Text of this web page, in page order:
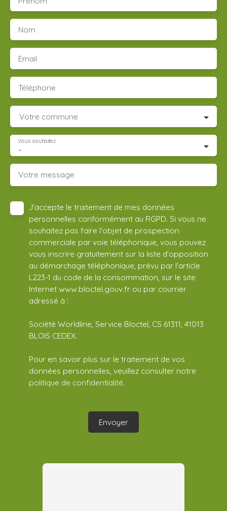
Nom
Email
Téléphone
Votre commune
-
Vous souhaitez
Votre message
J'accepte le traitement de mes données
personnelles conformément au RGPD. Si vous ne
souhaitez pas faire l'objet de prospection
commerciale par voie téléphonique, vous pouvez
vous inscrire gratuitement sur la liste d'opposition
au démarchage téléphonique, prévu par l'article
L223-1 du code de la consommation, sur le site
Internet www.bloctel.gouv.fr ou par courrier
adressé à :
Société Worldline, Service Bloctel, CS 61311, 41013
BLOIS CEDEX.
Pour en savoir plus sur le traitement de vos
données personnelles, veuillez consulter notre
politique de confidentialité.
Envoyer